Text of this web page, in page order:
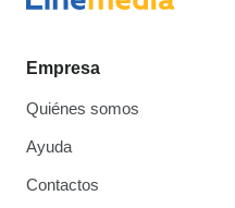
Empresa
Quiénes somos
Ayuda
Contactos